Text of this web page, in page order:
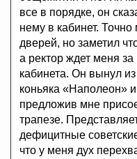
все в порядке, он
нему в кабинет.
дверей, но заметил
а ректор ждет меня
кабинета. Он вынул
коньяка «Наполеон»
предложив мне
трапезе.
дефицитные
что у меня дух